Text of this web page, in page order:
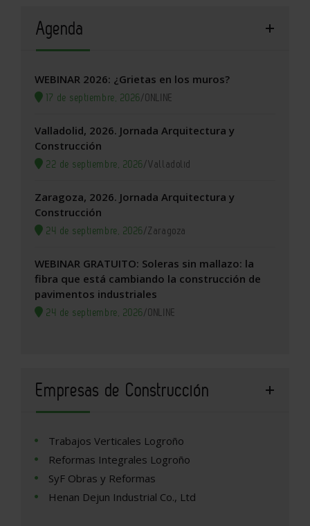
Agenda
WEBINAR 2026: ¿Grietas en los muros?
17 de septiembre, 2026/ONLINE
Valladolid, 2026. Jornada Arquitectura y
Construcción
22 de septiembre, 2026/Valladolid
Zaragoza, 2026. Jornada Arquitectura y
Construcción
24 de septiembre, 2026/Zaragoza
WEBINAR GRATUITO: Soleras sin mallazo: la
fibra que está cambiando la construcción de
pavimentos industriales
24 de septiembre, 2026/ONLINE
Empresas de Construcción
Trabajos Verticales Logroño
Reformas Integrales Logroño
SyF Obras y Reformas
Henan Dejun Industrial Co., Ltd